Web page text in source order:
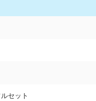
セット